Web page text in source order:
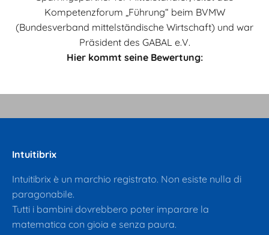
Kompetenzforum „Führung“ beim BVMW
(Bundesverband mittelständische Wirtschaft) und war
Präsident des GABAL e.V.
Hier kommt seine Bewertung:
Intuitibrix
Intuitibrix è un marchio registrato. Non esiste nulla di
paragonabile.
Tutti i bambini dovrebbero poter imparare la
matematica con gioia e senza paura.